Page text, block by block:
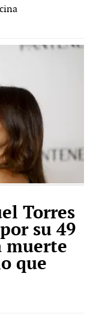
Torres
su 49
muerte
que